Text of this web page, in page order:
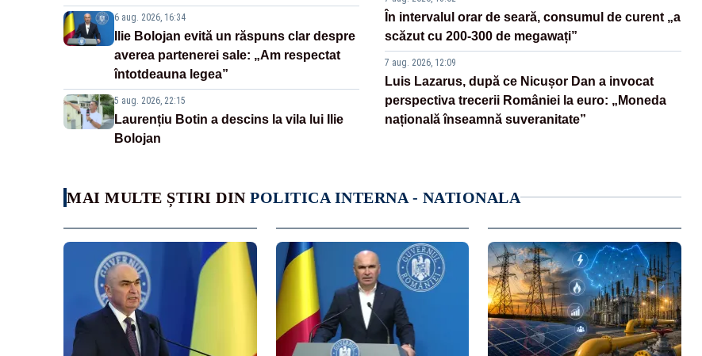
6 aug. 2026, 16:34
Ilie Bolojan evită un răspuns clar despre
averea partenerei sale: „Am respectat
întotdeauna legea”
5 aug. 2026, 22:15
Laurențiu Botin a descins la vila lui Ilie
Bolojan
În intervalul orar de seară, consumul de curent „a
scăzut cu 200-300 de megawați”
7 aug. 2026, 12:09
Luis Lazarus, după ce Nicușor Dan a invocat
perspectiva trecerii României la euro: „Moneda
națională înseamnă suveranitate”
MAI MULTE ȘTIRI DIN POLITICA INTERNA - NATIONALA